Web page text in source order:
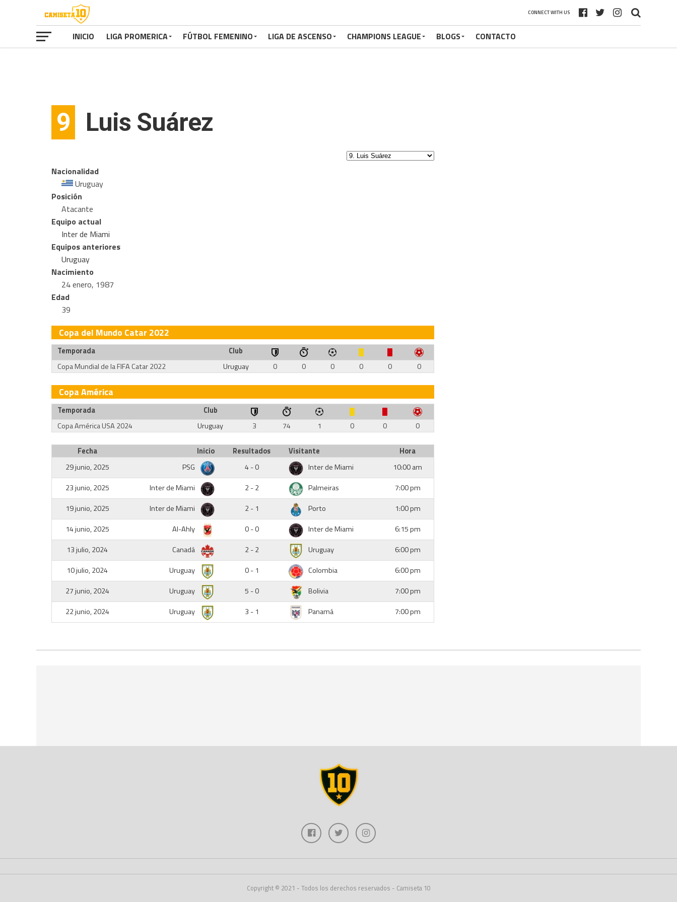
CONNECT WITH US
INICIO LIGA PROMERICA FÚTBOL FEMENINO LIGA DE ASCENSO CHAMPIONS LEAGUE BLOGS CONTACTO
9 Luis Suárez
Nacionalidad
Uruguay
Posición
Atacante
Equipo actual
Inter de Miami
Equipos anteriores
Uruguay
Nacimiento
24 enero, 1987
Edad
39
Copa del Mundo Catar 2022
Temporada
Club
Copa Mundial de la FIFA Catar 2022
Uruguay 0 0 0 0 0 0
Copa América
Temporada
Club
Copa América USA 2024
Uruguay 3 74 1 0 0 0
Fecha Inicio Resultados Visitante
Hora
29 junio, 2025
PSG 4 - 0 Inter de Miami
10:00 am
23 junio, 2025
Inter de Miami 2 - 2 Palmeiras
7:00 pm
19 junio, 2025
Inter de Miami 2 - 1 Porto
1:00 pm
14 junio, 2025
Al-Ahly 0 - 0 Inter de Miami
6:15 pm
13 julio, 2024
Canadá 2 - 2 Uruguay
6:00 pm
10 julio, 2024
Uruguay 0 - 1 Colombia
6:00 pm
27 junio, 2024
Uruguay 5 - 0 Bolivia
7:00 pm
22 junio, 2024
Uruguay 3 - 1 Panamá 7:00 pm
Copyright © 2021 - Todos los derechos reservados - Camiseta 10